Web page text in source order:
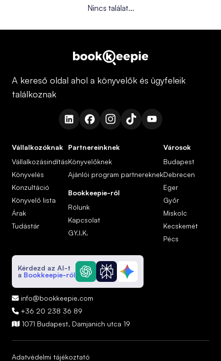
Nincs találat...
A kereső oldal ahol a könyvelők és ügyfeleik
találkoznak
Vállalkozóknak
Vállalkozásindítás
Könyvelés
Konzultáció
Könyvelő lista
Árak
Tudástár
Partnereinknek
Könyvelőknek
Ajánlói program partnereknek
Bookkeepie-ről
Rólunk
Kapcsolat
GY.I.K.
Városok
Budapest
Debrecen
Eger
Győr
Miskolc
Kecskemét
Pécs
Kérdezd az AI-t
a Bookkeepie-ről
 info@bookkeepie.com
 +36 20 238 36 89
 1071 Budapest, Damjanich utca 19
Adatvédelmi tájékoztató